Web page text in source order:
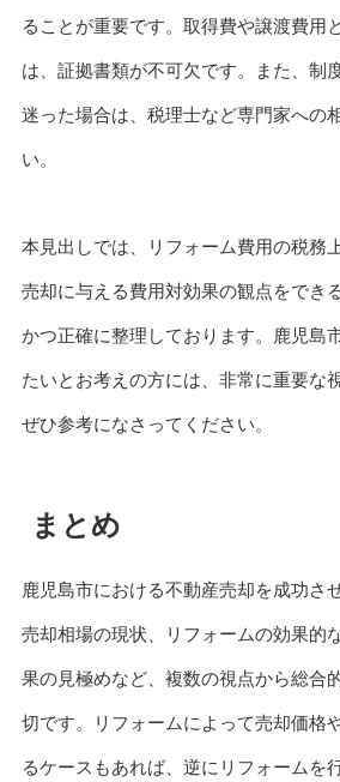
ることが重要です。取得費や譲渡費用
は、証拠書類が不可欠です。また、制
迷った場合は、税理士など専門家への
い。
本見出しでは、リフォーム費用の税務
売却に与える費用対効果の観点をでき
かつ正確に整理しております。鹿児島
たいとお考えの方には、非常に重要な
ぜひ参考になさってください。
まとめ
鹿児島市における不動産売却を成功さ
売却相場の現状、リフォームの効果的
果の見極めなど、複数の視点から総合
切です。リフォームによって売却価格
るケースもあれば、逆にリフォームを